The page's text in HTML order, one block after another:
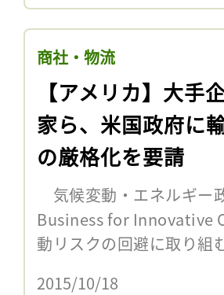
商社・物流
【アメリカ】大手
家ら、米国政府に
の厳格化を要請
気候変動・エネルギー
Business for Innovative
動リスクの回避に取り
2015/10/18